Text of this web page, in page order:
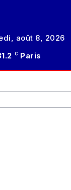
août 8, 2026
C Paris